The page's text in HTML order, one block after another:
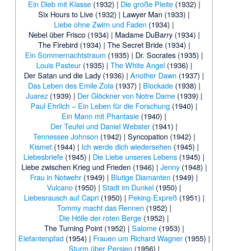
Ein Dieb mit Klasse(1932) | Die große Pleite(1932) |
Six Hours to Live (1932) | Lawyer Man (1933) |
Liebe ohne Zwirn und Faden (1934) |
Nebel über Frisco(1934) | Madame DuBarry(1934) |
The Firebird(1934) | The Secret Bride(1934) |
Ein Sommernachtstraum (1935) | Dr. Socrates (1935) |
Louis Pasteur(1935) | The White Angel(1936) |
Der Satan und die Lady (1936) | Another Dawn (1937) |
Das Leben des Emile Zola(1937) | Blockade(1938) |
Juarez(1939) | Der Glöckner von Notre Dame(1939) |
Paul Ehrlich – Ein Leben für die Forschung (1940) |
Ein Mann mit Phantasie (1940) |
Der Teufel und Daniel Webster (1941) |
Tennessee Johnson (1942) | Syncopation (1942) |
Kismet(1944) | Ich werde dich wiedersehen (1945) |
Liebesbriefe (1945) | Die Liebe unseres Lebens (1945) |
Liebe zwischen Krieg und Frieden (1946) | Jenny(1948) |
Frau in Notwehr (1949) | Blutige Diamanten (1949) |
Vulcano (1950) | Stadt im Dunkel (1950) |
Liebesrausch auf Capri(1950) | Peking-Expreß(1951) |
Tommy macht das Rennen (1952) |
Die Hölle der roten Berge (1952) |
The Turning Point(1952) | Salome(1953) |
Elefantenpfad(1954) | Frauen um Richard Wagner(1955) |
Sturm über Persien (1956) |